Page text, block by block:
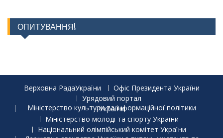
ОПИТУВАННЯ!
Верховна РадаУкраїни
Офіс Президента України
Урядовий портал
Міністерство культури та інформаційної політики України
Міністерство молоді та спорту України
Національний олімпійський комітет України